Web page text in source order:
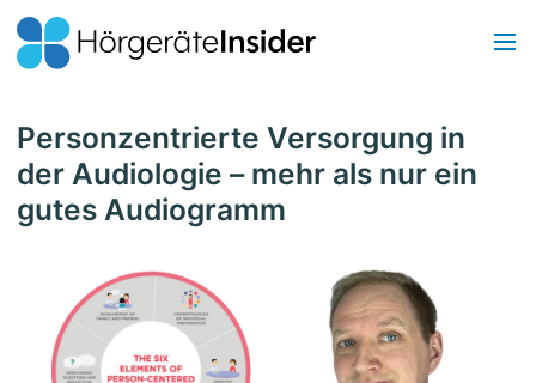
Personzentrierte Versorgung in
der Audiologie – mehr als nur ein
gutes Audiogramm